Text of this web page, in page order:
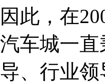
此，在
车城一
、行业